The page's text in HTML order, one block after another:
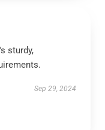
sturdy,
Sep 29, 2024